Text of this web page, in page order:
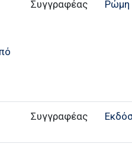
Ρώμη
Συγγραφέας